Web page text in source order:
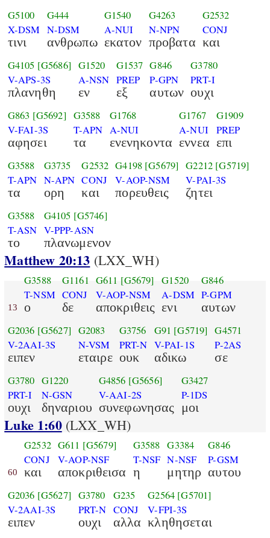
G5100
X-DSM
τινι
G444
N-DSM
ανθρωπω
G1540
A-NUI
εκατον
G4263
N-NPN
προβατα
G2532
CONJ
και
G4105 [G5686]
V-APS-3S
πλανηθη
G1520
A-NSN
εν
G1537
PREP
εξ
G846
P-GPN
αυτων
G3780
PRT-I
ουχι
G863 [G5692]
V-FAI-3S
αφησει
G3588
T-APN
τα
G1768
A-NUI
ενενηκοντα
G1767
A-NUI
εννεα
G1909
PREP
επι
G3588
T-APN
τα
G3735
N-APN
ορη
G2532
CONJ
και
G4198 [G5679]
V-AOP-NSM
πορευθεις
G2212 [G5719]
V-PAI-3S
ζητει
G3588
T-ASN
το
G4105 [G5746]
V-PPP-ASN
πλανωμενον
Matthew 20:13 (LXX_WH)
13
G3588
T-NSM
ο
G1161
CONJ
δε
G611 [G5679]
V-AOP-NSM
αποκριθεις
G1520
A-DSM
ενι
G846
P-GPM
αυτων
G2036 [G5627]
V-2AAI-3S
ειπεν
G2083
N-VSM
εταιρε
G3756
PRT-N
ουκ
G91 [G5719]
V-PAI-1S
αδικω
G4571
P-2AS
σε
G3780
PRT-I
ουχι
G1220
N-GSN
δηναριου
G4856 [G5656]
V-AAI-2S
συνεφωνησας
G3427
P-1DS
μοι
Luke 1:60(LXX_WH)
60
G2532
CONJ
και
G611 [G5679]
V-AOP-NSF
αποκριθεισα
G3588
T-NSF
η
G3384
N-NSF
μητηρ
G846
P-GSM
αυτου
G2036 [G5627]
V-2AAI-3S
ειπεν
G3780
PRT-N
ουχι
G235
CONJ
αλλα
G2564 [G5701]
V-FPI-3S
κληθησεται